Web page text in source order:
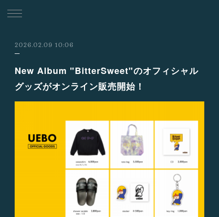
2026.02.09 10:06
New Album "BitterSweet"のオフィシャル
グッズがオンライン販売開始！